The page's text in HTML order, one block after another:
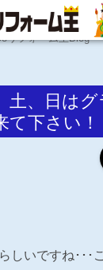
解決！住宅リフォー
リフォーム王Blog
土、日は
て下さい！
しいですね･･･